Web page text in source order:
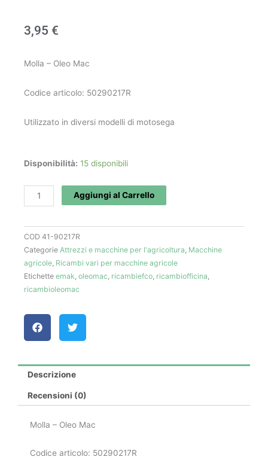
3,95 €
Molla – Oleo Mac
Codice articolo: 50290217R
Utilizzato in diversi modelli di motosega
Disponibilità: 15 disponibili
Molla
50290217R
-
Mac
quantità
Aggiungi al Carrello
COD 41-90217R
Categorie Attrezzi e macchine per l'agricoltura, Macchine
agricole, Ricambi vari per macchine agricole
Etichette emak, oleomac, ricambiefco, ricambiofficina,
ricambioleomac
Descrizione
Recensioni (0)
Molla – Oleo Mac
Codice articolo: 50290217R